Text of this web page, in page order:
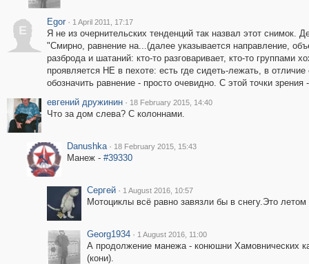
E
Egor · 1 April 2011, 17:17
Я не из очернительских тенденций так назвал этот снимок.
"Смирно, равнение на...(далее указывается направление,
разброда и шатаний: кто-то разговаривает, кто-то группами
проявляется НЕ в пехоте: есть где сидеть-лежать, в
обозначить равнение - просто очевидно. С этой точки
евгений дружинин · 18 February 2015, 14:40
Что за дом слева? С колоннами.
Danushka · 18 February 2015, 15:43
Манеж - #39330
Сергей · 1 August 2016, 10:57
Мотоциклы всё равно завязли бы в снегу.Это летом
Georg1934 · 1 August 2016, 11:00
А продолжение манежа - конюшни Хамовнических
(кони).